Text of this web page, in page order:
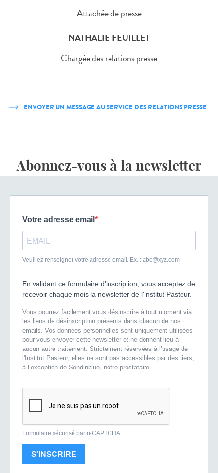
Attachée de presse
NATHALIE FEUILLET
Chargée des relations presse
ENVOYER UN MESSAGE AU SERVICE DES RELATIONS PRESSE
Abonnez-vous à la newsletter